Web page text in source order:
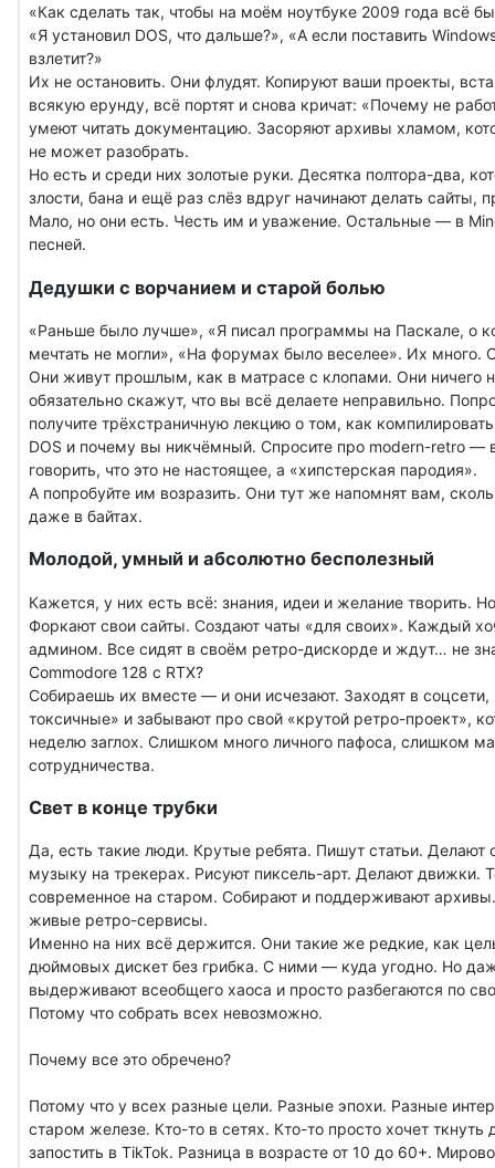
«Как сделать так, чтобы на моём ноутбуке 2009 года всё
«Я установил DOS, что дальше?», «А если поставить
взлетит?»
Их не остановить. Они флудят. Копируют ваши проекты,
всякую ерунду, всё портят и снова кричат: «Почему не
умеют читать документацию. Засоряют архивы хламом,
не может разобрать.
Но есть и среди них золотые руки. Десятка полтора-два,
злости, бана и ещё раз слёз вдруг начинают делать сайты,
Мало, но они есть. Честь им и уважение. Остальные — в
песней.
Дедушки с ворчанием и старой болью
«Раньше было лучше», «Я писал программы на Паскале, о
мечтать не могли», «На форумах было веселее». Их много.
Они живут прошлым, как в матрасе с клопами. Они ничего
обязательно скажут, что вы всё делаете неправильно.
получите трёхстраничную лекцию о том, как
DOS и почему вы никчёмный. Спросите про modern-retro —
говорить, что это не настоящее, а «хипстерская пародия».
А попробуйте им возразить. Они тут же напомнят вам,
даже в байтах.
Молодой, умный и абсолютно бесполезный
Кажется, у них есть всё: знания, идеи и желание творить.
Форкают свои сайты. Создают чаты «для своих». Каждый
админом. Все сидят в своём ретро-дискорде и ждут… не
Commodore 128 с RTX?
Собираешь их вместе — и они исчезают. Заходят в
токсичные» и забывают про свой «крутой ретро-проект»,
неделю заглох. Слишком много личного пафоса, слишком
сотрудничества.
Свет в конце трубки
Да, есть такие люди. Крутые ребята. Пишут статьи. Делают
музыку на трекерах. Рисуют пиксель-арт. Делают движки.
современное на старом. Собирают и поддерживают
живые ретро-сервисы.
Именно на них всё держится. Они такие же редкие, как
дюймовых дискет без грибка. С ними — куда угодно. Но
выдерживают всеобщего хаоса и просто разбегаются по
Потому что собрать всех невозможно.
Почему все это обречено?
Потому что у всех разные цели. Разные эпохи. Разные
старом железе. Кто-то в сетях. Кто-то просто хочет ткнуть
запостить в TikTok. Разница в возрасте от 10 до 60+.